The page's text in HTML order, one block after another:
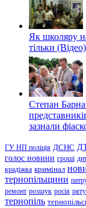
Як школяру
тільки (Відео)
Степан
зазнали
ГУ НП поліція ДСНС
голос новини гроші
крадіжка кримінал
тернопільщини
ремонт розшук росія
тернопіль